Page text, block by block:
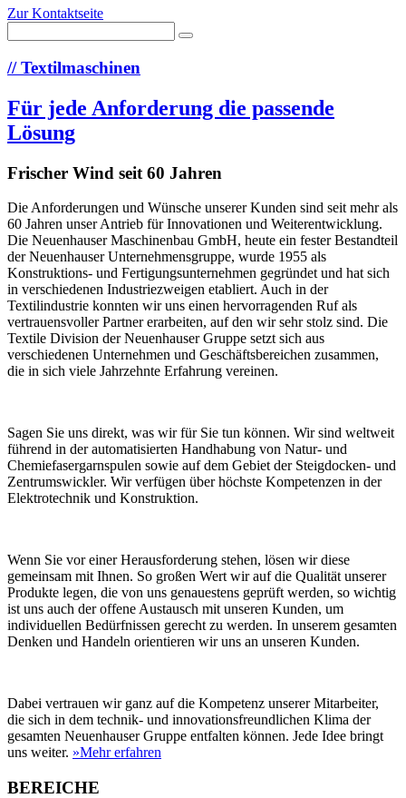
Zur Kontaktseite
//Textilmaschinen
Für jede Anforderung die passende
Lösung
Frischer Wind seit 60 Jahren
Die Anforderungen und Wünsche unserer Kunden sind seit mehr als
60 Jahren unser Antrieb für Innovationen und Weiterentwicklung.
Die Neuenhauser Maschinenbau GmbH, heute ein fester Bestandteil
der Neuenhauser Unternehmensgruppe, wurde 1955 als
Konstruktions- und Fertigungsunternehmen gegründet und hat sich
in verschiedenen Industriezweigen etabliert. Auch in der
Textilindustrie konnten wir uns einen hervorragenden Ruf als
vertrauensvoller Partner erarbeiten, auf den wir sehr stolz sind. Die
Textile Division der Neuenhauser Gruppe setzt sich aus
verschiedenen Unternehmen und Geschäftsbereichen zusammen,
die in sich viele Jahrzehnte Erfahrung vereinen.
Sagen Sie uns direkt, was wir für Sie tun können. Wir sind weltweit
führend in der automatisierten Handhabung von Natur- und
Chemiefasergarnspulen sowie auf dem Gebiet der Steigdocken- und
Zentrumswickler. Wir verfügen über höchste Kompetenzen in der
Elektrotechnik und Konstruktion.
Wenn Sie vor einer Herausforderung stehen, lösen wir diese
gemeinsam mit Ihnen. So großen Wert wir auf die Qualität unserer
Produkte legen, die von uns genauestens geprüft werden, so wichtig
ist uns auch der offene Austausch mit unseren Kunden, um
individuellen Bedürfnissen gerecht zu werden. In unserem gesamten
Denken und Handeln orientieren wir uns an unseren Kunden.
Dabei vertrauen wir ganz auf die Kompetenz unserer Mitarbeiter,
die sich in dem technik- und innovationsfreundlichen Klima der
gesamten Neuenhauser Gruppe entfalten können. Jede Idee bringt
uns weiter. »Mehr erfahren
BEREICHE